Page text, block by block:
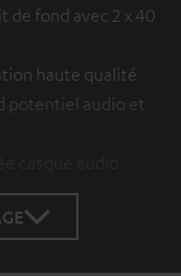
de fond avec 2 x 40
haute qualité
potentiel audio et